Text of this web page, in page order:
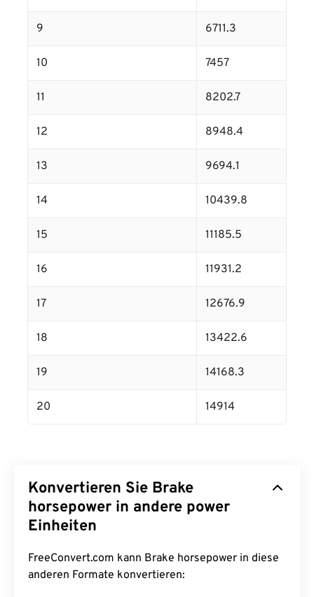
9 6711.3
10 7457
11 8202.7
12 8948.4
13 9694.1
14 10439.8
15 11185.5
16 11931.2
17 12676.9
18 13422.6
19 14168.3
20 14914
Konvertieren Sie Brake
horsepower in andere power
Einheiten
FreeConvert.com kann Brake horsepower in diese
anderen Formate konvertieren: